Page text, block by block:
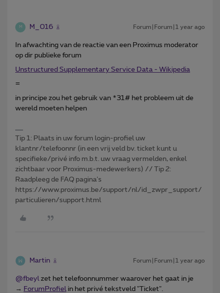
M M_016 Forum|Forum|1 year ago
In afwachting van de reactie van een Proximus moderator
op dir publieke forum
Unstructured Supplementary Service Data - Wikipedia
=
in principe zou het gebruik van *31# het probleem uit de
wereld moeten helpen
Tip 1: Plaats in uw forum login-profiel uw
klantnr/telefoonnr (in een vrij veld bv. ticket kunt u
specifieke/privé info m.b.t. uw vraag vermelden, enkel
zichtbaar voor Proximus-medewerkers) // Tip 2:
Raadpleeg de FAQ pagina's
https://www.proximus.be/support/nl/id_zwpr_support/
particulieren/support.html
Martin Forum|Forum|1 year ago
@fbeyl zet het telefoonnummer waarover het gaat in je
→ ForumProfiel in het privé tekstveld "Ticket".